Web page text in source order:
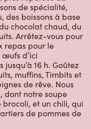
de spécialité,
des boissons à base
chocolat chaud, du
Arrêtez-vous pour
repas pour le
œufs d’ici
16 h. Goûtez
muffins, Timbits et
de rêve. Nous
dont notre soupe
et un chili, qui
de pommes de